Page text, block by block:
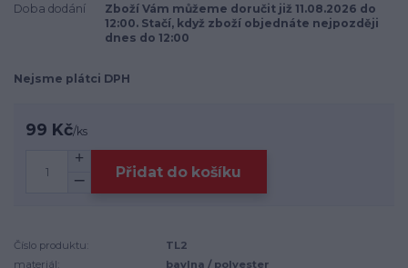
Doba dodání
Zboží Vám můžeme doručit již 11.08.2026 do
12:00. Stačí, když zboží objednáte nejpozději
dnes do 12:00
Nejsme plátci DPH
99 Kč/ks
Přidat do košíku
Číslo produktu:
TL2
materiál:
bavlna / polyester